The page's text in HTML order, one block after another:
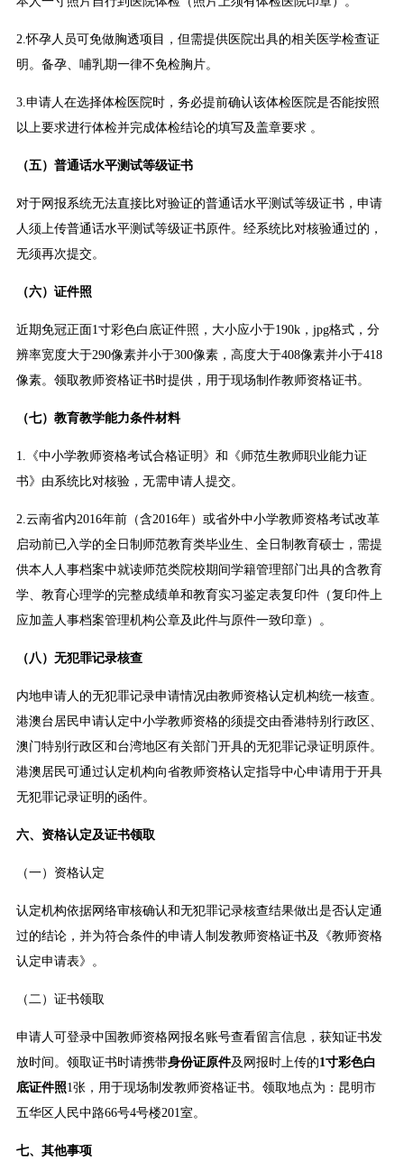
2.怀孕人员可免做胸透项目，但需提供医院出具的相关医学检查证
明。备孕、哺乳期一律不免检胸片。
3.申请人在选择体检医院时，务必提前确认该体检医院是否能按照
以上要求进行体检并完成体检结论的填写及盖章要求 。
（五）普通话水平测试等级证书
对于网报系统无法直接比对验证的普通话水平测试等级证书，申请
人须上传普通话水平测试等级证书原件。经系统比对核验通过的，
无须再次提交。
（六）证件照
近期免冠正面1寸彩色白底证件照，大小应小于190k，jpg格式，分
辨率宽度大于290像素并小于300像素，高度大于408像素并小于418
像素。领取教师资格证书时提供，用于现场制作教师资格证书。
（七）教育教学能力条件材料
1.《中小学教师资格考试合格证明》和《师范生教师职业能力证
书》由系统比对核验，无需申请人提交。
2.云南省内2016年前（含2016年）或省外中小学教师资格考试改革
启动前已入学的全日制师范教育类毕业生、全日制教育硕士，需提
供本人人事档案中就读师范类院校期间学籍管理部门出具的含教育
学、教育心理学的完整成绩单和教育实习鉴定表复印件（复印件上
应加盖人事档案管理机构公章及此件与原件一致印章）。
（八）无犯罪记录核查
内地申请人的无犯罪记录申请情况由教师资格认定机构统一核查。
港澳台居民申请认定中小学教师资格的须提交由香港特别行政区、
澳门特别行政区和台湾地区有关部门开具的无犯罪记录证明原件。
港澳居民可通过认定机构向省教师资格认定指导中心申请用于开具
无犯罪记录证明的函件。
六、资格认定及证书领取
（一）资格认定
认定机构依据网络审核确认和无犯罪记录核查结果做出是否认定通
过的结论，并为符合条件的申请人制发教师资格证书及《教师资格
认定申请表》。
（二）证书领取
申请人可登录中国教师资格网报名账号查看留言信息，获知证书发
放时间。领取证书时请携带身份证原件及网报时上传的1寸彩色白
底证件照1张，用于现场制发教师资格证书。领取地点为：昆明市
五华区人民中路66号4号楼201室。
七、其他事项